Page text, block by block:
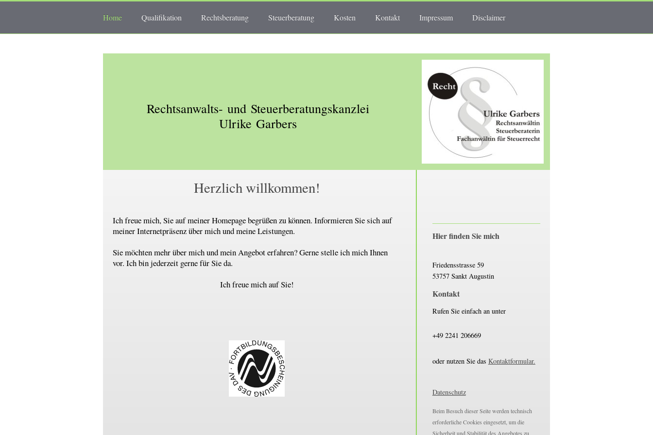
Home Qualifikation Rechtsberatung Steuerberatung Kosten Kontakt Impressum Disclaimer
Rechtsanwalts- und Steuerberatungskanzlei
Ulrike Garbers
Herzlich willkommen!
Ich freue mich, Sie auf meiner Homepage begrüßen zu können. Informieren Sie sich auf
meiner Internetpräsenz über mich und meine Leistungen.
Sie möchten mehr über mich und mein Angebot erfahren? Gerne stelle ich mich Ihnen
vor. Ich bin jederzeit gerne für Sie da.
Ich freue mich auf Sie!
Hier finden Sie mich
Friedensstrasse 59
53757 Sankt Augustin
Kontakt
Rufen Sie einfach an unter
+49 2241 206669
oder nutzen Sie das Kontaktformular.
Datenschutz
Beim Besuch dieser Seite werden technisch
erforderliche Cookies eingesetzt, um die
Sicherheit und Stabilität des Angebotes zu